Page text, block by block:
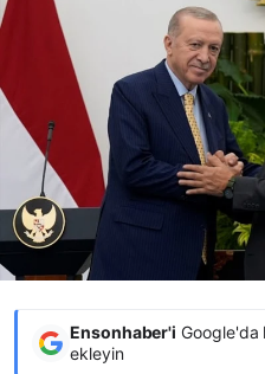
Ensonhaber'i Google'da
ekleyin